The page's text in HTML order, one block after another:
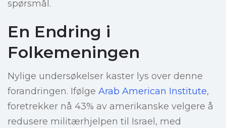
spørsmål.
En Endring i
Folkemeningen
Nylige undersøkelser kaster lys over denne
forandringen. Ifølge Arab American Institute,
foretrekker nå 43% av amerikanske velgere å
redusere militærhjelpen til Israel, med